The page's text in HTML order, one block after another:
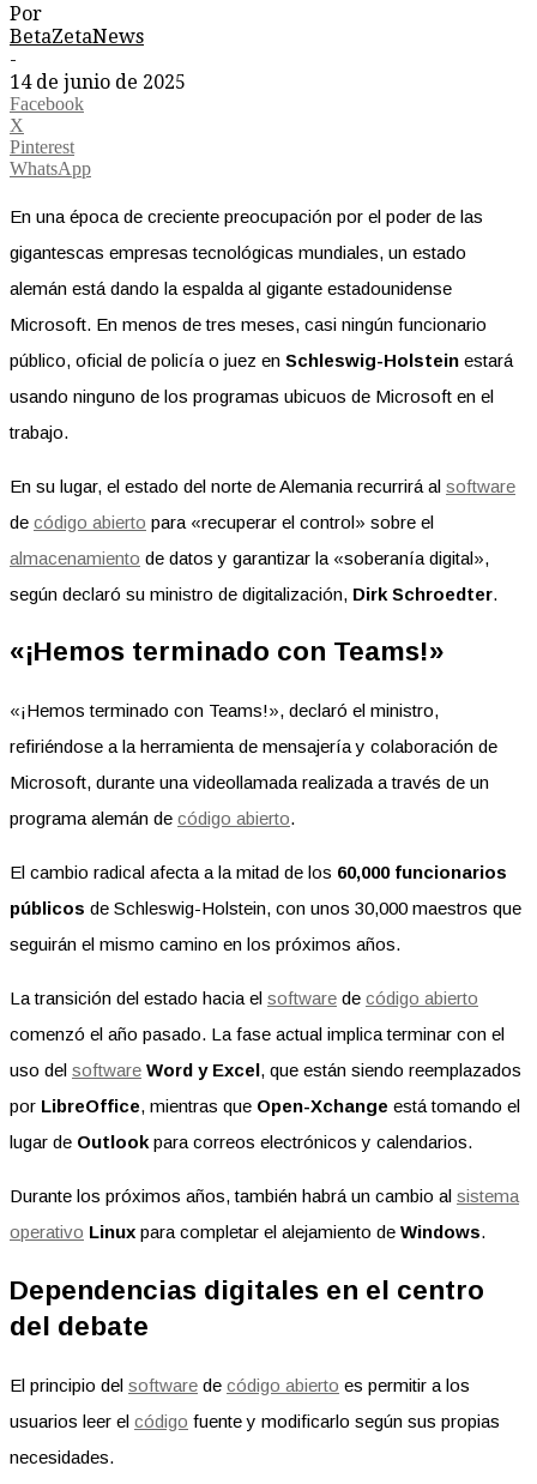
Por
BetaZetaNews
-
14 de junio de 2025
Facebook
X
Pinterest
WhatsApp
En una época de creciente preocupación por el poder de las
gigantescas empresas tecnológicas mundiales, un estado
alemán está dando la espalda al gigante estadounidense
Microsoft. En menos de tres meses, casi ningún funcionario
público, oficial de policía o juez en Schleswig-Holstein estará
usando ninguno de los programas ubicuos de Microsoft en el
trabajo.
En su lugar, el estado del norte de Alemania recurrirá al software
de código abierto para «recuperar el control» sobre el
almacenamiento de datos y garantizar la «soberanía digital»,
según declaró su ministro de digitalización, Dirk Schroedter.
«¡Hemos terminado con Teams!»
«¡Hemos terminado con Teams!», declaró el ministro,
refiriéndose a la herramienta de mensajería y colaboración de
Microsoft, durante una videollamada realizada a través de un
programa alemán de código abierto.
El cambio radical afecta a la mitad de los 60,000 funcionarios
públicos de Schleswig-Holstein, con unos 30,000 maestros que
seguirán el mismo camino en los próximos años.
La transición del estado hacia el software de código abierto
comenzó el año pasado. La fase actual implica terminar con el
uso del software Word y Excel, que están siendo reemplazados
por LibreOffice, mientras que Open-Xchange está tomando el
lugar de Outlook para correos electrónicos y calendarios.
Durante los próximos años, también habrá un cambio al sistema
operativo Linux para completar el alejamiento de Windows.
Dependencias digitales en el centro
del debate
El principio del software de código abierto es permitir a los
usuarios leer el código fuente y modificarlo según sus propias
necesidades.